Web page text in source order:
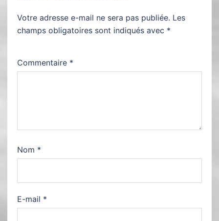
Votre adresse e-mail ne sera pas publiée. Les
champs obligatoires sont indiqués avec *
Commentaire *
Nom *
E-mail *